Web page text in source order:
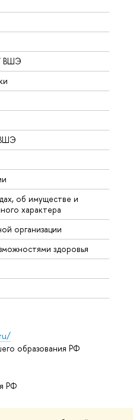
ВШЭ
об имуществе и
характера
организации
здоровья
образования РФ
РФ